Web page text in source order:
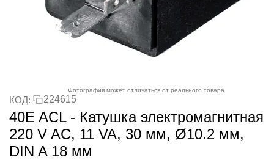
Фотография может отличаться от реального товара
КОД: 224615
40E ACL - Катушка электромагнитная
220 V AC, 11 VA, 30 мм, Ø10.2 мм,
DIN A 18 мм